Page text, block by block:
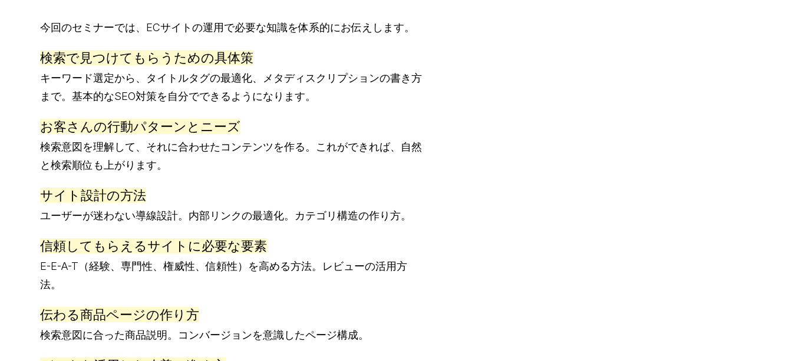
今回のセミナーでは、ECサイトの運用で必要な知識を体系的にお伝えします。
検索で見つけてもらうための具体策
キーワード選定から、タイトルタグの最適化、メタディスクリプションの書き方
まで。基本的なSEO対策を自分でできるようになります。
お客さんの行動パターンとニーズ
検索意図を理解して、それに合わせたコンテンツを作る。これができれば、自然
と検索順位も上がります。
サイト設計の方法
ユーザーが迷わない導線設計。内部リンクの最適化。カテゴリ構造の作り方。
信頼してもらえるサイトに必要な要素
E-E-A-T（経験、専門性、権威性、信頼性）を高める方法。レビューの活用方
法。
伝わる商品ページの作り方
検索意図に合った商品説明。コンバージョンを意識したページ構成。